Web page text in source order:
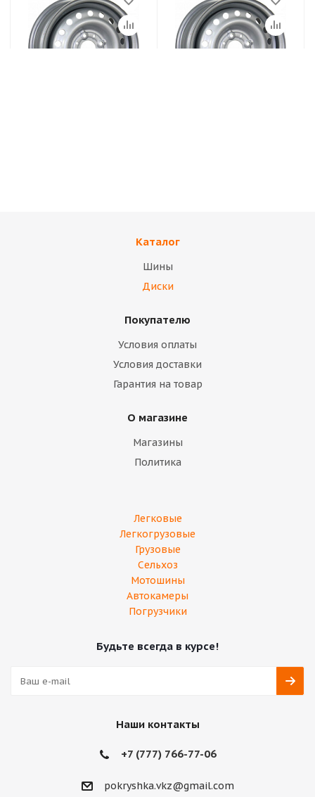
Каталог
Шины
Диски
Покупателю
Условия оплаты
Условия доставки
Гарантия на товар
О магазине
Магазины
Политика
Легковые
Легкогрузовые
Грузовые
Сельхоз
Мотошины
Автокамеры
Погрузчики
Будьте всегда в курсе!
Наши контакты
+7 (777) 766-77-06
pokryshka.vkz@gmail.com